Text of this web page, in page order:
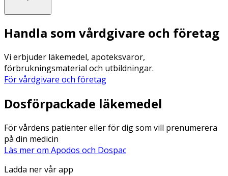
Handla som vårdgivare och företag
Vi erbjuder läkemedel, apoteksvaror,
förbrukningsmaterial och utbildningar.
För vårdgivare och företag
Dosförpackade läkemedel
För vårdens patienter eller för dig som vill prenumerera
på din medicin
Läs mer om Apodos och Dospac
Ladda ner vår app